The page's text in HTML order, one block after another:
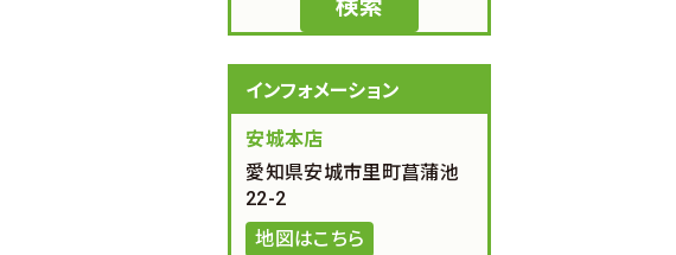
インフォメーション
安城本店
愛知県安城市里町菖蒲池
22-2
地図はこちら